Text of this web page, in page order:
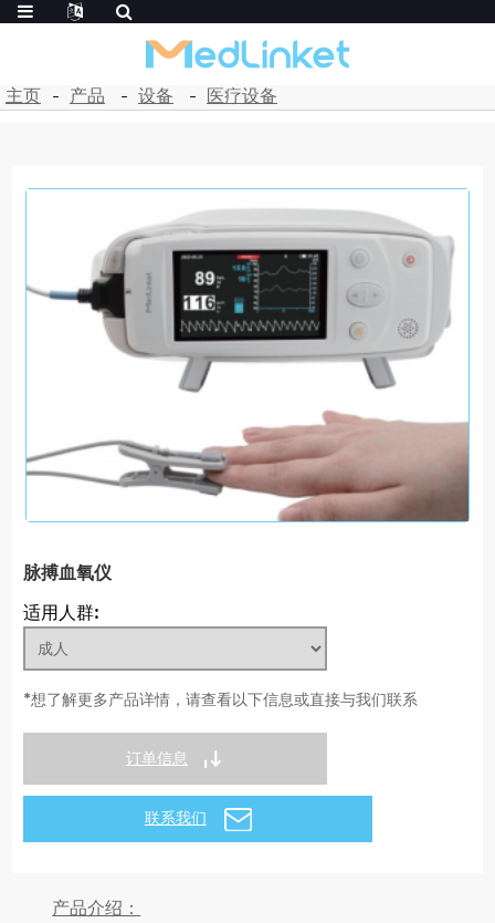
主页 产品 设备 医疗设备
脉搏血氧仪
适用人群:
*想了解更多产品详情，请查看以下信息或直接与我们联系
订单信息
联系我们
产品介绍：